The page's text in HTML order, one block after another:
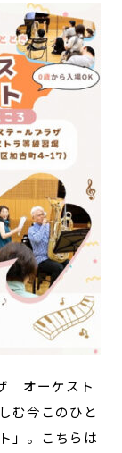
オーケスト
む今このひと
」。こちらは